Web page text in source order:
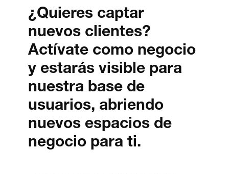
¿Quieres captar
nuevos clientes?
Actívate como negocio
y estarás visible para
nuestra base de
usuarios, abriendo
nuevos espacios de
negocio para ti.